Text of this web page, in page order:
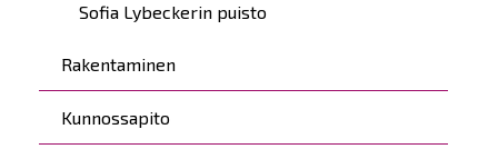
Sofia Lybeckerin puisto
Rakentaminen
Kunnossapito